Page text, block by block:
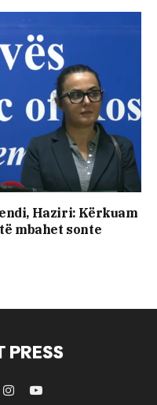
Haziri: Kërkuam
mbahet sonte
InstagramYouTube